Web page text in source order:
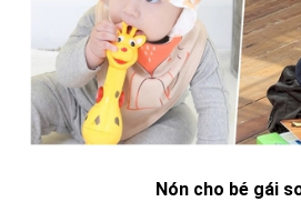
Nón cho bé gái